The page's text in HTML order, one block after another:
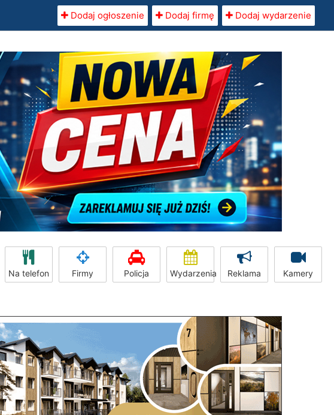
Dodaj ogłoszenie Dodaj firmę Dodaj wydarzenie
Na telefon Firmy Policja Wydarzenia Reklama Kamery